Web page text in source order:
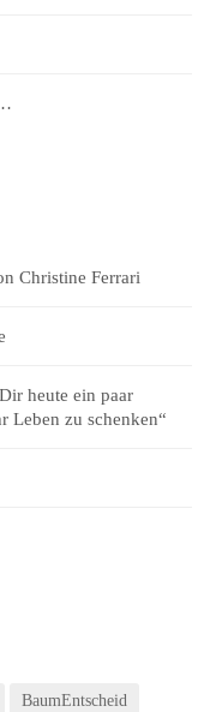
Christine Ferrari
heute ein paar
Leben zu schenken“
BaumEntscheid